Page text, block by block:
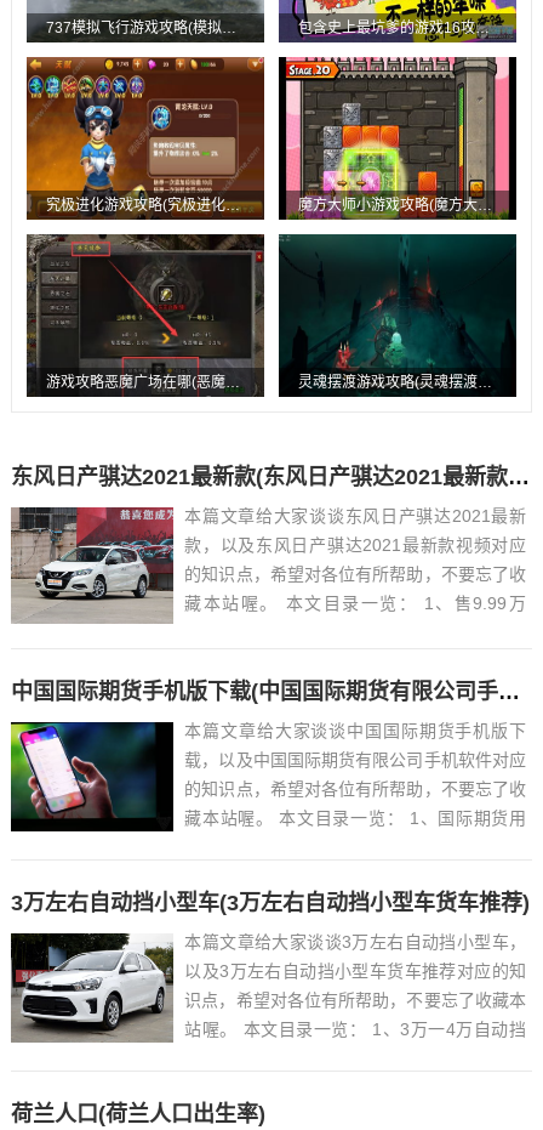
737模拟飞行游戏攻略(模拟飞行737max) 包含史上最坑爹的游戏16攻略的词条
究极进化游戏攻略(究极进化手游攻略) 魔方大师小游戏攻略(魔方大师小游戏攻略图解)
游戏攻略恶魔广场在哪(恶魔广场的走法) 灵魂摆渡游戏攻略(灵魂摆渡游戏怎么玩)
东风日产骐达2021最新款(东风日产骐达2021最新款视频)
本篇文章给大家谈谈东风日产骐达2021最新
款，以及东风日产骐达2021最新款视频对应
的知识点，希望对各位有所帮助，不要忘了收
藏本站喔。 本文目录一览： 1、售9.99万
中国国际期货手机版下载(中国国际期货有限公司手机软件)
本篇文章给大家谈谈中国国际期货手机版下
载，以及中国国际期货有限公司手机软件对应
的知识点，希望对各位有所帮助，不要忘了收
藏本站喔。 本文目录一览： 1、国际期货用
3万左右自动挡小型车(3万左右自动挡小型车货车推荐)
本篇文章给大家谈谈3万左右自动挡小型车，
以及3万左右自动挡小型车货车推荐对应的知
识点，希望对各位有所帮助，不要忘了收藏本
站喔。 本文目录一览： 1、3万一4万自动挡
荷兰人口(荷兰人口出生率)